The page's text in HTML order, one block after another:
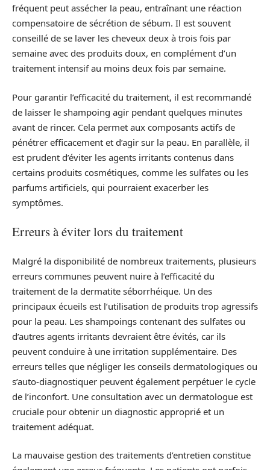
fréquent peut assécher la peau, entraînant une réaction
compensatoire de sécrétion de sébum. Il est souvent
conseillé de se laver les cheveux deux à trois fois par
semaine avec des produits doux, en complément d’un
traitement intensif au moins deux fois par semaine.
Pour garantir l’efficacité du traitement, il est recommandé
de laisser le shampoing agir pendant quelques minutes
avant de rincer. Cela permet aux composants actifs de
pénétrer efficacement et d’agir sur la peau. En parallèle, il
est prudent d’éviter les agents irritants contenus dans
certains produits cosmétiques, comme les sulfates ou les
parfums artificiels, qui pourraient exacerber les
symptômes.
Erreurs à éviter lors du traitement
Malgré la disponibilité de nombreux traitements, plusieurs
erreurs communes peuvent nuire à l’efficacité du
traitement de la dermatite séborrhéique. Un des
principaux écueils est l’utilisation de produits trop agressifs
pour la peau. Les shampoings contenant des sulfates ou
d’autres agents irritants devraient être évités, car ils
peuvent conduire à une irritation supplémentaire. Des
erreurs telles que négliger les conseils dermatologiques ou
s’auto-diagnostiquer peuvent également perpétuer le cycle
de l’inconfort. Une consultation avec un dermatologue est
cruciale pour obtenir un diagnostic approprié et un
traitement adéquat.
La mauvaise gestion des traitements d’entretien constitue